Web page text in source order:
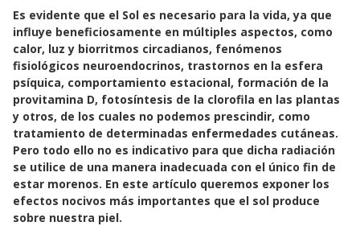
c
e
b
o
o
k
a
t
s
A
p
p
a
i
l
Es evidente que el Sol es necesario para la vida, ya que
influye beneficiosamente en múltiples aspectos, como
calor, luz y biorritmos circadianos, fenómenos
fisiológicos neuroendocrinos, trastornos en la esfera
psíquica, comportamiento estacional, formación de la
provitamina D, fotosíntesis de la clorofila en las plantas
y otros, de los cuales no podemos prescindir, como
tratamiento de determinadas enfermedades cutáneas.
Pero todo ello no es indicativo para que dicha radiación
se utilice de una manera inadecuada con el único fin de
estar morenos. En este artículo queremos exponer los
efectos nocivos más importantes que el sol produce
sobre nuestra piel.